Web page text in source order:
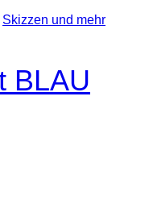
Skizzen und mehr
BLAU